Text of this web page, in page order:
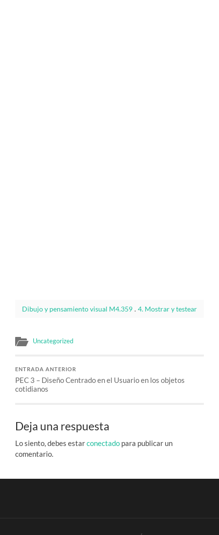
Dibujo y pensamiento visual M4.359 . 4. Mostrar y testear
Uncategorized
ENTRADA ANTERIOR
PEC 3 – Diseño Centrado en el Usuario en los objetos
cotidianos
Deja una respuesta
Lo siento, debes estarconectado para publicar un
comentario.